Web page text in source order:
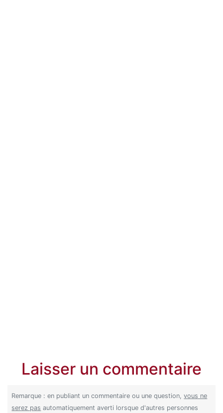
Laisser un commentaire
Remarque : en publiant un commentaire ou une question,vous ne
serez pas automatiquement averti lorsque d'autres personnes